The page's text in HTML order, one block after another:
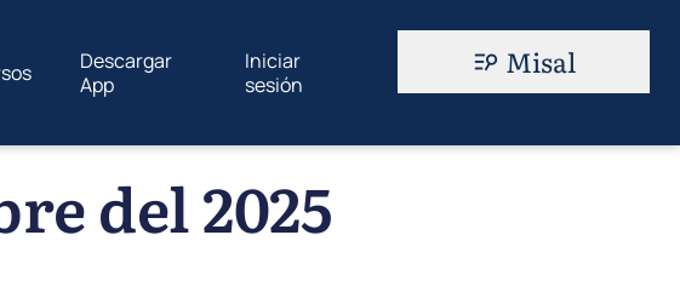
Descargar
App
Iniciar
sesión
Misal
del 2025